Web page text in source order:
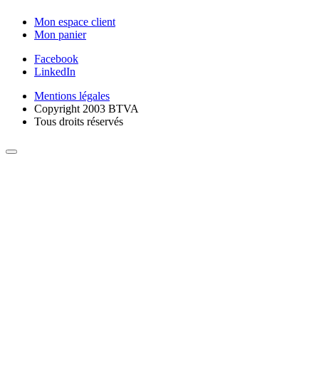
Mon espace client
Mon panier
Facebook
LinkedIn
Mentions légales
Copyright 2003 BTVA
Tous droits réservés